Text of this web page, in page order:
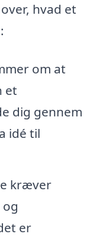
hvad et
om at
et
dig gennem
idé til
kræver
er